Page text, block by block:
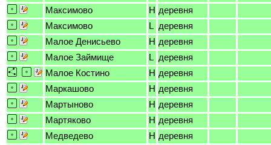
Максимово
H деревня
Максимово
L деревня
Малое Денисьево
H деревня
Малое Займище
L деревня
Малое Костино
H деревня
Маркашово
H деревня
Мартыново
H деревня
Мартяково
H деревня
Медведево
H деревня